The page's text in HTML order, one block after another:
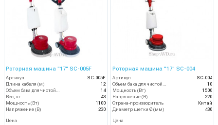
Роторная машина "17" SC-005F
Артикул
SC-005F
Длина кабеля (м)
12
14
Вес, кг
43
Мощность (Вт)
1100
Напряжение (В)
230
Цена
Роторная машина "17" SC-004
Артикул
SC-004
10
Мощность (Вт)
1500
Напряжение (В)
220
Страна-производитель
Китай
Диаметр щетки Ø (мм)
430
Цена